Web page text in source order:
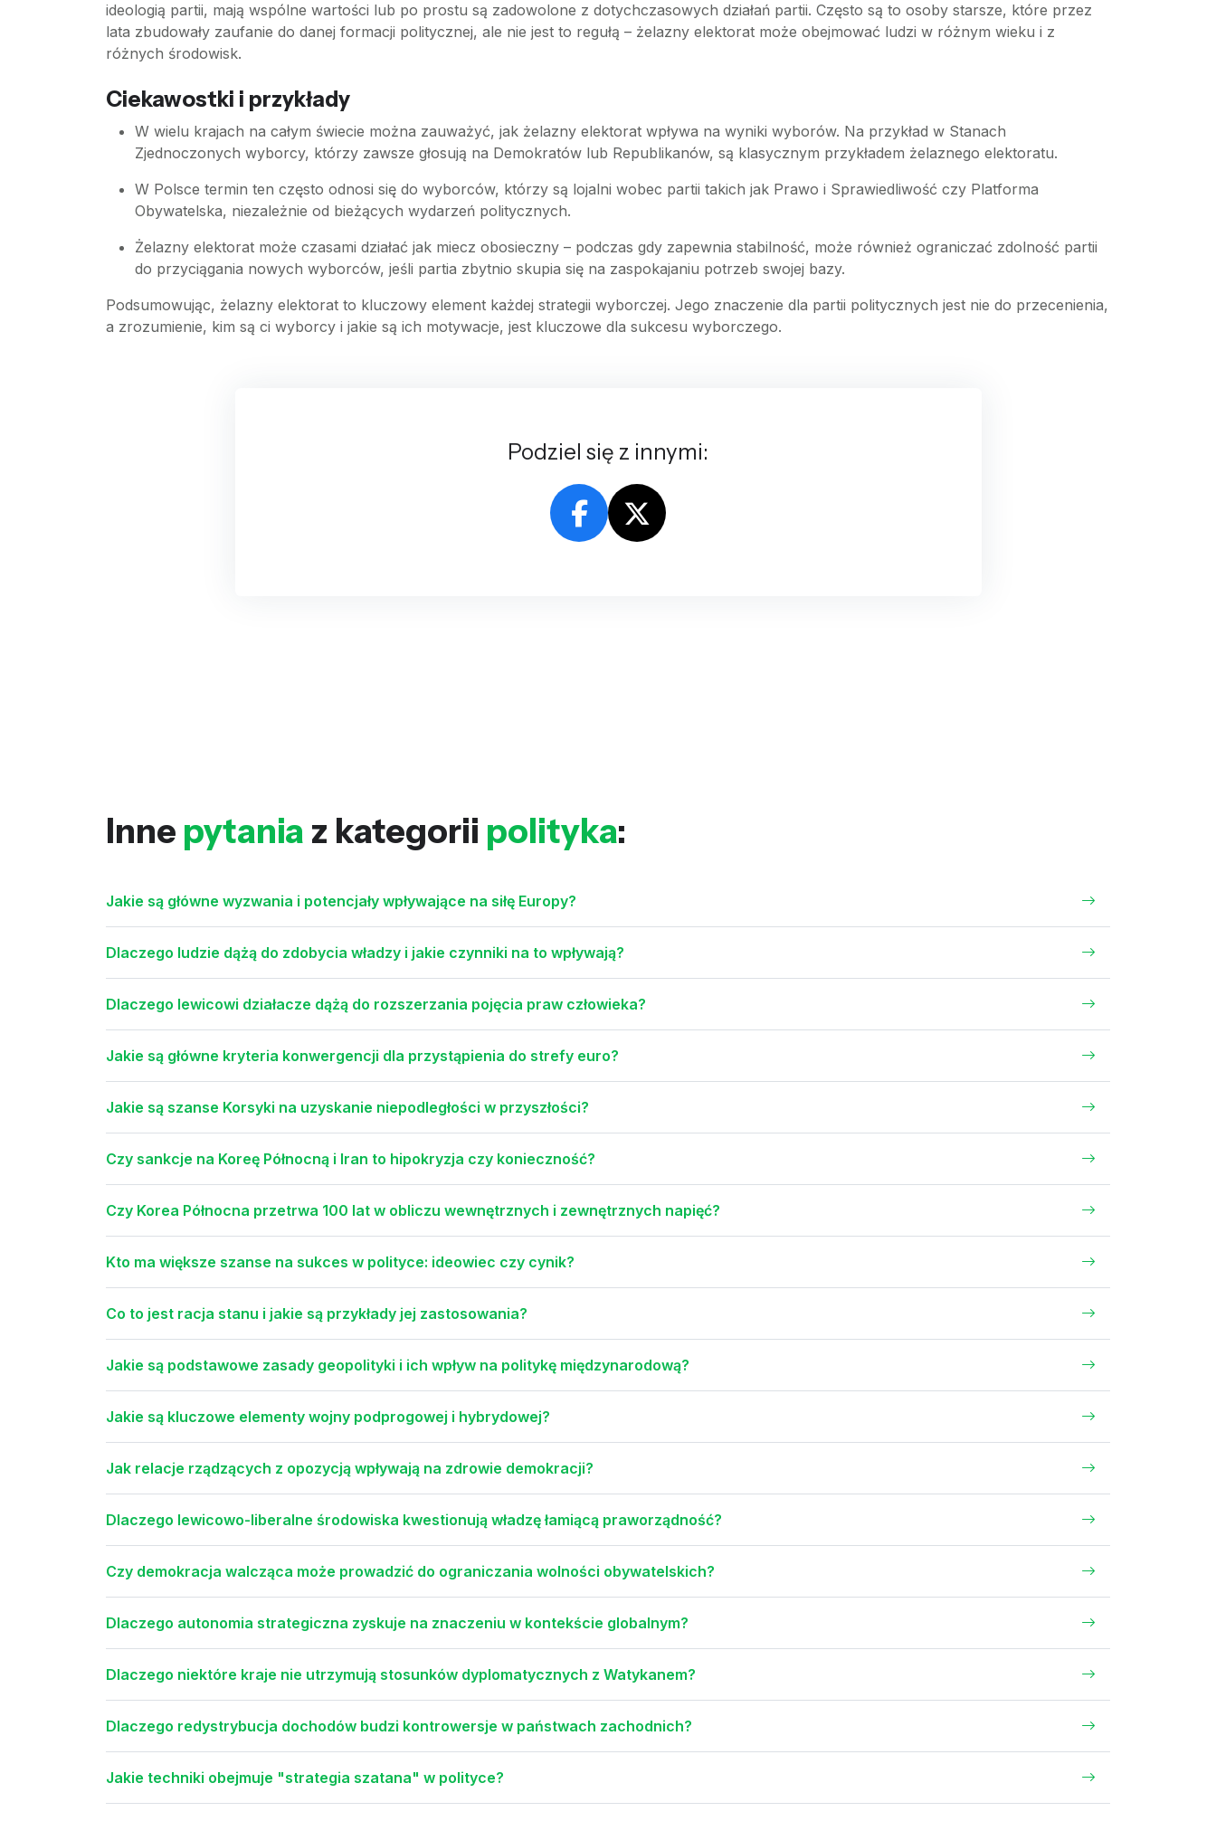
ideologią partii, mają wspólne wartości lub po prostu są zadowolone z dotychczasowych działań partii. Często są to osoby starsze, które przez
lata zbudowały zaufanie do danej formacji politycznej, ale nie jest to regułą – żelazny elektorat może obejmować ludzi w różnym wieku i z
różnych środowisk.
Ciekawostki i przykłady
W wielu krajach na całym świecie można zauważyć, jak żelazny elektorat wpływa na wyniki wyborów. Na przykład w Stanach
Zjednoczonych wyborcy, którzy zawsze głosują na Demokratów lub Republikanów, są klasycznym przykładem żelaznego elektoratu.
W Polsce termin ten często odnosi się do wyborców, którzy są lojalni wobec partii takich jak Prawo i Sprawiedliwość czy Platforma
Obywatelska, niezależnie od bieżących wydarzeń politycznych.
Żelazny elektorat może czasami działać jak miecz obosieczny – podczas gdy zapewnia stabilność, może również ograniczać zdolność partii
do przyciągania nowych wyborców, jeśli partia zbytnio skupia się na zaspokajaniu potrzeb swojej bazy.
Podsumowując, żelazny elektorat to kluczowy element każdej strategii wyborczej. Jego znaczenie dla partii politycznych jest nie do przecenienia,
a zrozumienie, kim są ci wyborcy i jakie są ich motywacje, jest kluczowe dla sukcesu wyborczego.
Podziel się z innymi:
Inne pytania z kategorii polityka:
Jakie są główne wyzwania i potencjały wpływające na siłę Europy?
Dlaczego ludzie dążą do zdobycia władzy i jakie czynniki na to wpływają?
Dlaczego lewicowi działacze dążą do rozszerzania pojęcia praw człowieka?
Jakie są główne kryteria konwergencji dla przystąpienia do strefy euro?
Jakie są szanse Korsyki na uzyskanie niepodległości w przyszłości?
Czy sankcje na Koreę Północną i Iran to hipokryzja czy konieczność?
Czy Korea Północna przetrwa 100 lat w obliczu wewnętrznych i zewnętrznych napięć?
Kto ma większe szanse na sukces w polityce: ideowiec czy cynik?
Co to jest racja stanu i jakie są przykłady jej zastosowania?
Jakie są podstawowe zasady geopolityki i ich wpływ na politykę międzynarodową?
Jakie są kluczowe elementy wojny podprogowej i hybrydowej?
Jak relacje rządzących z opozycją wpływają na zdrowie demokracji?
Dlaczego lewicowo-liberalne środowiska kwestionują władzę łamiącą praworządność?
Czy demokracja walcząca może prowadzić do ograniczania wolności obywatelskich?
Dlaczego autonomia strategiczna zyskuje na znaczeniu w kontekście globalnym?
Dlaczego niektóre kraje nie utrzymują stosunków dyplomatycznych z Watykanem?
Dlaczego redystrybucja dochodów budzi kontrowersje w państwach zachodnich?
Jakie techniki obejmuje "strategia szatana" w polityce?